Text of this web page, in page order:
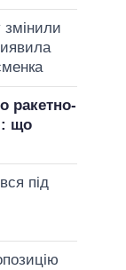
змінили
ракетно-
що
під